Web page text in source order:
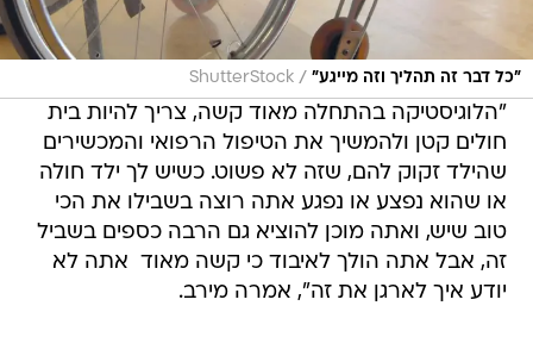
"כל דבר זה תהליך וזה מייגע" /
ShutterStock
"הלוגיסטיקה בהתחלה מאוד קשה, צריך להיות בית
חולים קטן ולהמשיך את הטיפול הרפואי והמכשירים
שהילד זקוק להם, שזה לא פשוט. כשיש לך ילד חולה
או שהוא נפצע או נפגע אתה רוצה בשבילו את הכי
טוב שיש, ואתה מוכן להוציא גם הרבה כספים בשביל
זה, אבל אתה הולך לאיבוד כי קשה מאוד  אתה לא
יודע איך לארגן את זה", אמרה מירב.